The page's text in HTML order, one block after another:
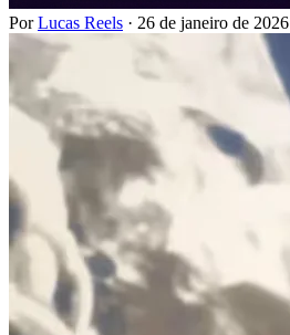
PorLucas Reels · 26 de janeiro de 2026